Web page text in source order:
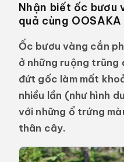
Nhận biết ốc bươu
quả cùng
Ốc bươu vàng cắn
ở những ruộng
đứt gốc làm mất
nhiều lần (như hình
với những ổ trứng
thân cây.